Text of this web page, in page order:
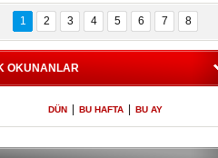
İstanbul
Adaları
600 milletvekilinin
listesi
1 2 3 4 5 6 7 8
OKUNANLAR
DÜN BU HAFTA BU AY